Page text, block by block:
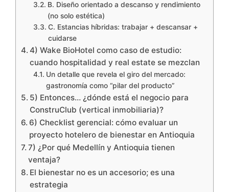
B. Diseño orientado a descanso y rendimiento
(no solo estética)
C. Estancias híbridas: trabajar + descansar +
cuidarse
4) Wake BioHotel como caso de estudio:
cuando hospitalidad y real estate se mezclan
Un detalle que revela el giro del mercado:
gastronomía como “pilar del producto”
5) Entonces… ¿dónde está el negocio para
ConstruClub (vertical inmobiliaria)?
6) Checklist gerencial: cómo evaluar un
proyecto hotelero de bienestar en Antioquia
7) ¿Por qué Medellín y Antioquia tienen
ventaja?
El bienestar no es un accesorio; es una
estrategia